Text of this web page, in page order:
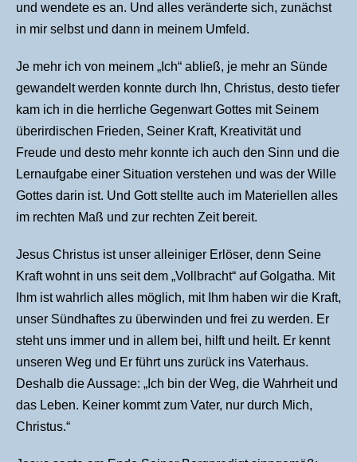
und wendete es an. Und alles veränderte sich, zunächst
in mir selbst und dann in meinem Umfeld.
Je mehr ich von meinem „Ich“ abließ, je mehr an Sünde
gewandelt werden konnte durch Ihn, Christus, desto tiefer
kam ich in die herrliche Gegenwart Gottes mit Seinem
überirdischen Frieden, Seiner Kraft, Kreativität und
Freude und desto mehr konnte ich auch den Sinn und die
Lernaufgabe einer Situation verstehen und was der Wille
Gottes darin ist. Und Gott stellte auch im Materiellen alles
im rechten Maß und zur rechten Zeit bereit.
Jesus Christus ist unser alleiniger Erlöser, denn Seine
Kraft wohnt in uns seit dem „Vollbracht“ auf Golgatha. Mit
Ihm ist wahrlich alles möglich, mit Ihm haben wir die Kraft,
unser Sündhaftes zu überwinden und frei zu werden. Er
steht uns immer und in allem bei, hilft und heilt. Er kennt
unseren Weg und Er führt uns zurück ins Vaterhaus.
Deshalb die Aussage: „Ich bin der Weg, die Wahrheit und
das Leben. Keiner kommt zum Vater, nur durch Mich,
Christus.“